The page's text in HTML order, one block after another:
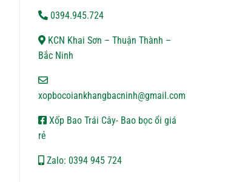
0394.945.724
KCN Khai Sơn – Thuận Thành –
Bắc Ninh
xopbocoiankhangbacninh@gmail.com
Xốp Bao Trái Cây- Bao bọc ổi giá
rẻ
Zalo: 0394 945 724